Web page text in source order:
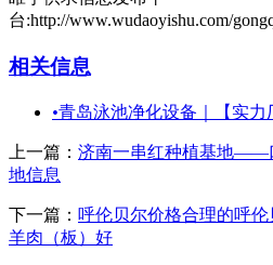
台:http://www.wudaoyishu.com/
相关信息
•青岛泳池净化设备｜【实力
上一篇： 济南一串红种植基地——
地信息
下一篇： 呼伦贝尔价格合理的呼
羊肉（板）好